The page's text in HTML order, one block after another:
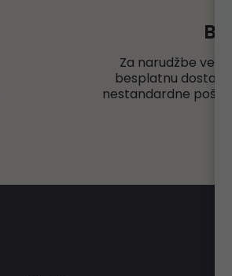
Za narudžbe
besplatnu dostavu
nestandardne